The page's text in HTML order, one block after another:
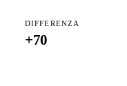
DIFFERENZA
+70